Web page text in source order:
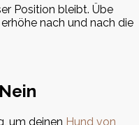
Position bleibt. Übe
nach und nach die
um deinen Hund von